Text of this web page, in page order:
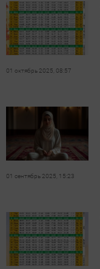
01 октябрь 2025, 08:57
01 сентябрь 2025, 15:23